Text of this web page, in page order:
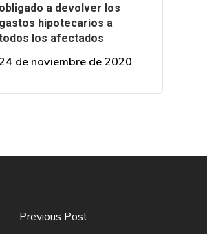
obligado a devolver los
gastos hipotecarios a
los afectados
de noviembre de 2020
Previous Post